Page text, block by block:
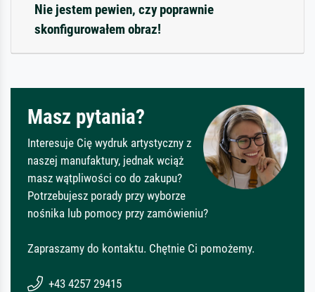
Nie jestem pewien, czy poprawnie
skonfigurowałem obraz!
Masz pytania?
Interesuje Cię wydruk artystyczny z
naszej manufaktury, jednak wciąż
masz wątpliwości co do zakupu?
Potrzebujesz porady przy wyborze
nośnika lub pomocy przy zamówieniu?
Zapraszamy do kontaktu. Chętnie Ci pomożemy.
+43 4257 29415